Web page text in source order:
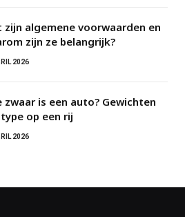
zijn algemene voorwaarden en
zijn ze belangrijk?
2026
zwaar is een auto? Gewichten
op een rij
2026